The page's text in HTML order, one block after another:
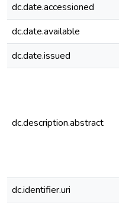
dc.date.accessioned
dc.date.available
dc.date.issued
dc.description.abstract
dc.identifier.uri